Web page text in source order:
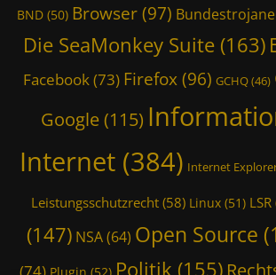
BND (50) Browser (97)
Die SeaMonkey Suite(163)
Facebook(73) Firefox (96) GCHQ(46)
Google(115)
Internet (384) Internet
Leistungsschutzrecht (58) Linux (51) LSR
(147) NSA(64) Open Source
(74)
Politik (155)